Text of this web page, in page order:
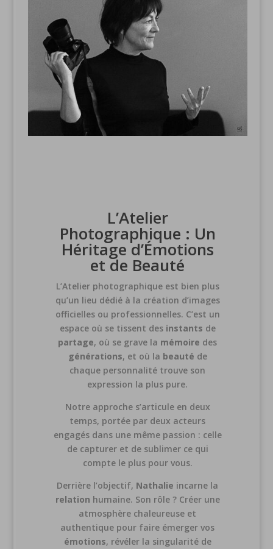
L’Atelier
Photographique : Un
Héritage d’Émotions
et de Beauté
L’Atelier photographique est bien plus
qu’un lieu dédié à la création d’images
officielles ou professionnelles. C’est un
espace où se tissent des instants de
partage, où se grave la mémoire des
générations, et où la beauté de
chaque personnalité trouve son
expression la plus pure.
Notre approche s’articule en deux
temps, portée par deux acteurs
engagés dans une même passion : celle
de capturer et de sublimer ce qui
compte le plus pour vous.
Derrière l’objectif, Nathalie incarne la
relation humaine. Son rôle ? Créer une
atmosphère chaleureuse et
authentique pour faire émerger vos
émotions, révéler la singularité de